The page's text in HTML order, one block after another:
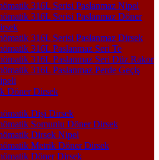
316L Serisi Paslanmaz Nipel
316L Serisi Paslanmaz Döner
316L Serisi Paslanmaz Dirsek
316L Paslanmaz Seri Te
316L Paslanmaz Seri Düz Rakor
316L Paslanmaz Perde Geçiş
Döner Dirsek
Dişi Dirsek
Somunlu Döner Dirsek
Dirsek Nipel
Metrik Döner Dirsek
Döner Dirsek